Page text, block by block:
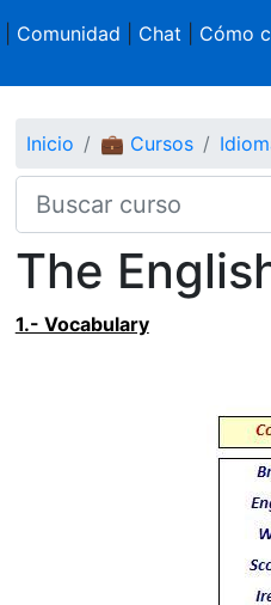
Comunidad Chat Cómo
Inicio 💼 Cursos
The
1.- Vocabulary